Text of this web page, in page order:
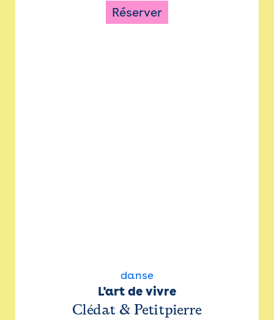
Réserver
danse
L'art de vivre
Clédat & Petitpierre